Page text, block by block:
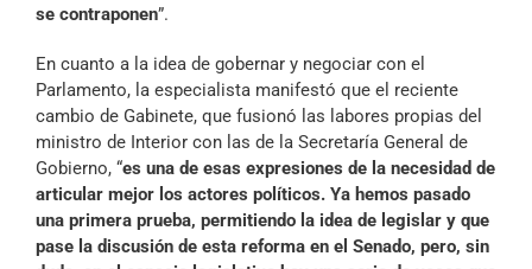
se contraponen”.
En cuanto a la idea de gobernar y negociar con el
Parlamento, la especialista manifestó que el reciente
cambio de Gabinete, que fusionó las labores propias del
ministro de Interior con las de la Secretaría General de
Gobierno, “es una de esas expresiones de la necesidad de
articular mejor los actores políticos. Ya hemos pasado
una primera prueba, permitiendo la idea de legislar y que
pase la discusión de esta reforma en el Senado, pero, sin